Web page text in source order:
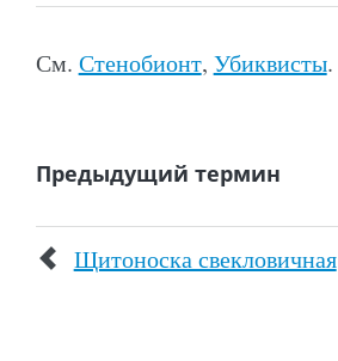
См. Стенобионт, Убиквисты.
Предыдущий термин
Щитоноска свекловичная